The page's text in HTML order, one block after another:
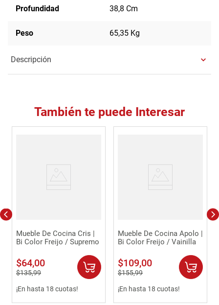
Profundidad 38,8 Cm
Peso 65,35 Kg
Descripción
También te puede Interesar
Mueble De Cocina Cris |
Bi Color Freijo / Supremo
$64,00
$135,99
¡En hasta 18 cuotas!
Mueble De Cocina Apolo |
Bi Color Freijo / Vainilla
$109,00
$155,99
¡En hasta 18 cuotas!